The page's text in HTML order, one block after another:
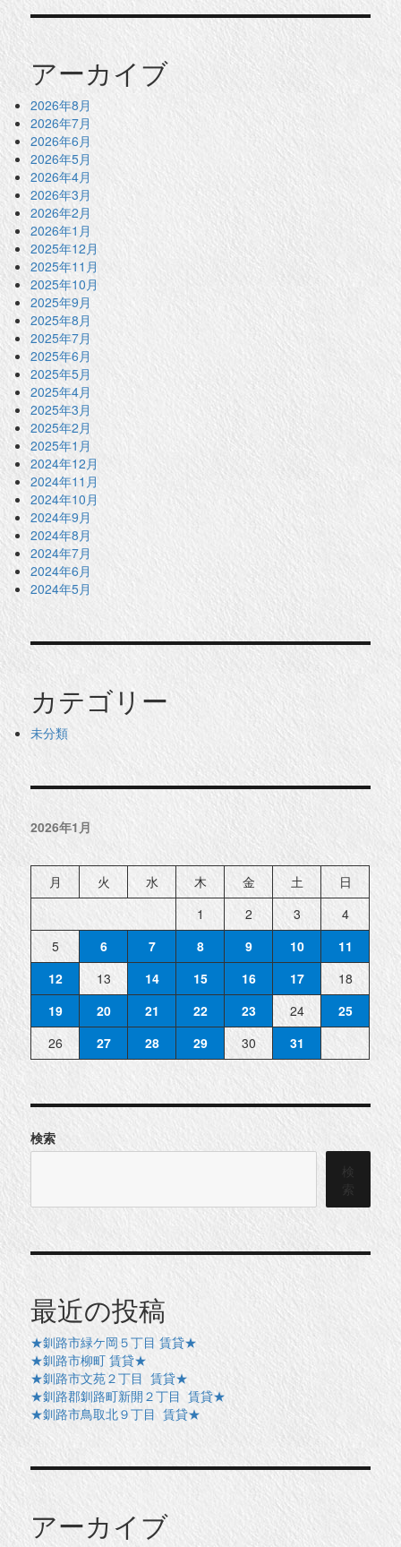
アーカイブ
2026年8月
2026年7月
2026年6月
2026年5月
2026年4月
2026年3月
2026年2月
2026年1月
2025年12月
2025年11月
2025年10月
2025年9月
2025年8月
2025年7月
2025年6月
2025年5月
2025年4月
2025年3月
2025年2月
2025年1月
2024年12月
2024年11月
2024年10月
2024年9月
2024年8月
2024年7月
2024年6月
2024年5月
カテゴリー
未分類
2026年1月
月 火 水 木 金 土
日
1
2 3
4
5
6 7 8 9 10
11
12
13 14 15 16 17
18
19
20 21 22 23 24
25
26
27 28 29 30 31
検索
検
索
最近の投稿
★釧路市緑ケ岡５丁目 賃貸★
★釧路市柳町 賃貸★
★釧路市文苑２丁目 賃貸★
★釧路郡釧路町新開２丁目 賃貸★
★釧路市鳥取北９丁目 賃貸★
アーカイブ